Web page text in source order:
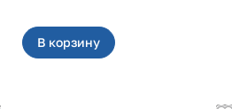
В корзину